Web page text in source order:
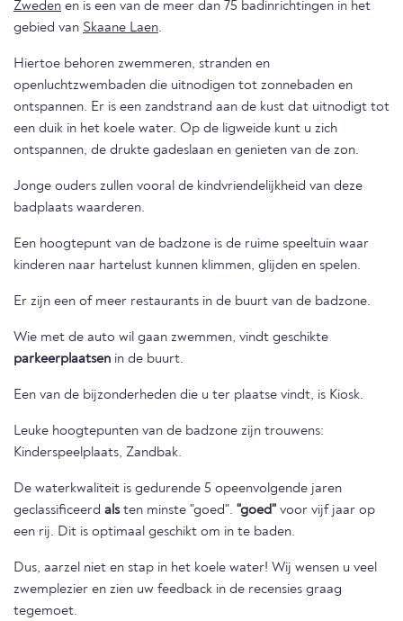
Zweden en is een van de meer dan 75 badinrichtingen in het
gebied van Skaane Laen.
Hiertoe behoren zwemmeren, stranden en
openluchtzwembaden die uitnodigen tot zonnebaden en
ontspannen. Er is een zandstrand aan de kust dat uitnodigt tot
een duik in het koele water. Op de ligweide kunt u zich
ontspannen, de drukte gadeslaan en genieten van de zon.
Jonge ouders zullen vooral de kindvriendelijkheid van deze
badplaats waarderen.
Een hoogtepunt van de badzone is de ruime speeltuin waar
kinderen naar hartelust kunnen klimmen, glijden en spelen.
Er zijn een of meer restaurants in de buurt van de badzone.
Wie met de auto wil gaan zwemmen, vindt geschikte
parkeerplaatsen in de buurt.
Een van de bijzonderheden die u ter plaatse vindt, is Kiosk.
Leuke hoogtepunten van de badzone zijn trouwens:
Kinderspeelplaats, Zandbak.
De waterkwaliteit is gedurende 5 opeenvolgende jaren
geclassificeerd alsten minste "goed". "goed" voor vijf jaar op
een rij. Dit is optimaal geschikt om in te baden.
Dus, aarzel niet en stap in het koele water! Wij wensen u veel
zwemplezier en zien uw feedback in de recensies graag
tegemoet.